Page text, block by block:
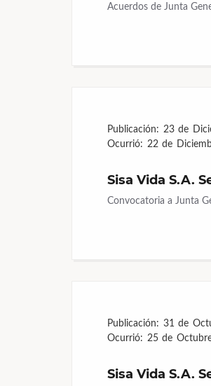
Acuerdos de Junta
Publicación: 23 de
Ocurrió: 22 de
Sisa Vida S.A.
Convocatoria a Junta
Publicación: 31 de
Ocurrió: 25 de
Sisa Vida S.A.